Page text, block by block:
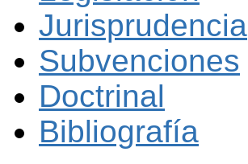
Jurisprudencia
Subvenciones
Doctrinal
Bibliografía